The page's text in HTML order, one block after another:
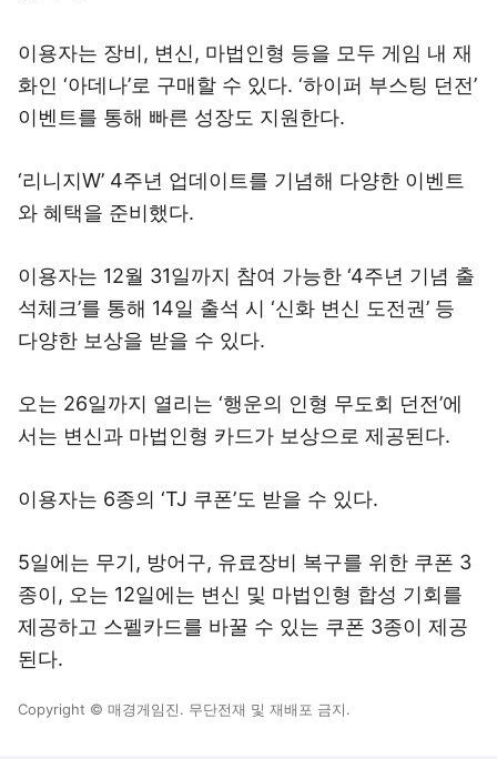
이용자는 장비, 변신, 마법인형 등을 모두 게임 내 재
화인 ‘아데나’로 구매할 수 있다. ‘하이퍼 부스팅 던전’
이벤트를 통해 빠른 성장도 지원한다.
‘리니지W’ 4주년 업데이트를 기념해 다양한 이벤트
와 혜택을 준비했다.
이용자는 12월 31일까지 참여 가능한 ‘4주년 기념 출
석체크’를 통해 14일 출석 시 ‘신화 변신 도전권’ 등
다양한 보상을 받을 수 있다.
오는 26일까지 열리는 ‘행운의 인형 무도회 던전’에
서는 변신과 마법인형 카드가 보상으로 제공된다.
이용자는 6종의 ‘TJ 쿠폰’도 받을 수 있다.
5일에는 무기, 방어구, 유료장비 복구를 위한 쿠폰 3
종이, 오는 12일에는 변신 및 마법인형 합성 기회를
제공하고 스펠카드를 바꿀 수 있는 쿠폰 3종이 제공
된다.
Copyright © 매경게임진. 무단전재 및 재배포 금지.